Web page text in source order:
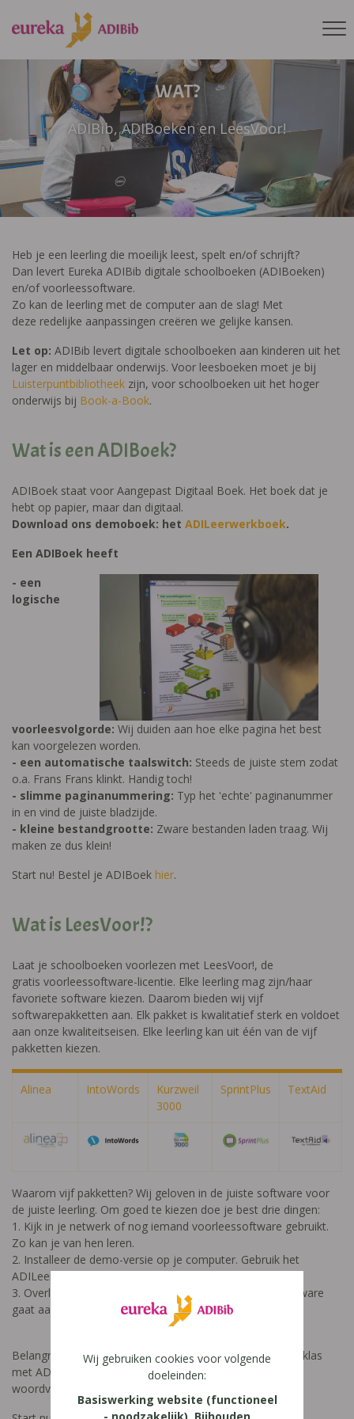
WAT?
ADIBib, ADIBoeken en LeesVoor!
Heb je een leerling die moeilijk leest, spelt en/of schrijft?
Dan levert Eureka ADIBib digitale schoolboeken (ADIBoeken)
en/of voorleessoftware.
Zo kan de leerling met de computer aan de slag! Met
deze redelijke aanpassingen creëren we gelijke kansen.
Let op: ADIBib levert digitale schoolboeken aan kinderen uit het
lager en middelbaar onderwijs. Voor leesboeken moet je bij
Luisterpuntbibliotheek zijn, voor schoolboeken uit het hoger
onderwijs bij Book-a-Book.
Wat is een ADIBoek?
ADIBoek staat voor Aangepast Digitaal Boek. Het boek dat je
hebt op papier, maar dan digitaal.
Download ons demoboek: het ADILeerwerkboek.
Een ADIBoek heeft
- een
logische
voorleesvolgorde: Wij duiden aan hoe elke pagina het best
kan voorgelezen worden.
- een automatische taalswitch: Steeds de juiste stem zodat
o.a. Frans Frans klinkt. Handig toch!
- slimme paginanummering: Typ het 'echte' paginanummer
in en vind de juiste bladzijde.
- kleine bestandgrootte: Zware bestanden laden traag. Wij
maken ze dus klein!
Start nu! Bestel je ADIBoek hier.
Wat is LeesVoor!?
Laat je schoolboeken voorlezen met LeesVoor!, de
gratis voorleessoftware-licentie. Elke leerling mag zijn/haar
favoriete software kiezen. Daarom bieden wij vijf
softwarepakketten aan. Elk pakket is kwalitatief sterk en voldoet
aan onze kwaliteitseisen. Elke leerling kan uit één van de vijf
pakketten kiezen.
Alinea IntoWords
Kurzweil
3000
SprintPlus TextAid
Waarom vijf pakketten? Wij geloven in de juiste software voor
de juiste leerling. Om goed te kiezen doe je best drie dingen:
1. Kijk in je netwerk of nog iemand voorleessoftware gebruikt.
Zo kan je van hen leren.
2. Installeer de demo-versie op je computer. Gebruik het
ADILeerwerkboek om de software uit te proberen.
3. Overleg met ouders, school en logopedist wie de software
gaat aanleren aan het kind.
Belangrijk: Elk pakket kan alles dat nodig is om vlot in de klas
met ADIBoeken te werken: laten voorlezen, erin typen,
woordvoorspelling gebruiken en meer.
Wij gebruiken cookies voor volgende
doeleinden:
Basiswerking website (functioneel
- noodzakelijk), Bijhouden